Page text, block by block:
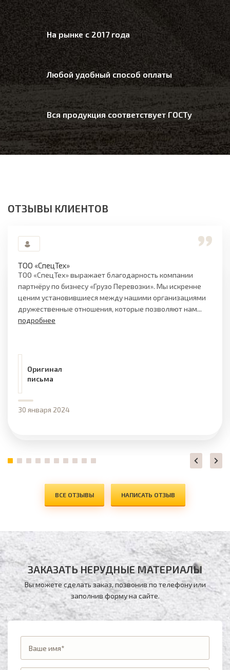
На рынке с 2017 года
Любой удобный способ оплаты
Вся продукция соответствует ГОСТу
ОТЗЫВЫ КЛИЕНТОВ
ТОО «СпецТех»
ТОО «СпецТех» выражает благодарность компании
партнёру по бизнесу «Грузо Перевозки». Мы искренне
ценим установившиеся между нашими организациями
дружественные отношения, которые позволяют нам...
подробнее
Оригинал
письма
30 января 2024
ВСЕ ОТЗЫВЫ НАПИСАТЬ ОТЗЫВ
ЗАКАЗАТЬ НЕРУДНЫЕ МАТЕРИАЛЫ
Вы можете сделать заказ, позвонив по телефонуили
заполнив форму на сайте.